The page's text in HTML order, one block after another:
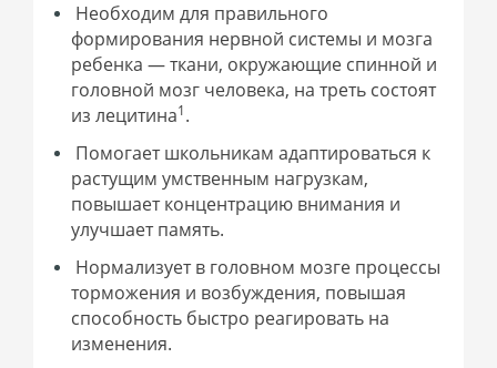
Необходим для правильного
формирования нервной системы и мозга
ребенка — ткани, окружающие спинной и
головной мозг человека, на треть состоят
из лецитина1.
Помогает школьникам адаптироваться к
растущим умственным нагрузкам,
повышает концентрацию внимания и
улучшает память.
Нормализует в головном мозге процессы
торможения и возбуждения, повышая
способность быстро реагировать на
изменения.